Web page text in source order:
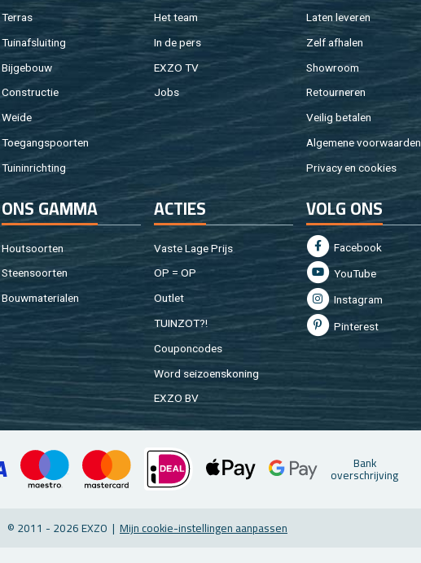
Ter­ras
Tuin­af­slui­ting
Bij­ge­bouw
Con­struc­tie
Weide
Toe­gangs­poor­ten
Tuin­in­rich­ting
Het team
In de pers
EXZO TV
Jobs
Laten le­ve­ren
Zelf af­ha­len
Show­room
Re­tour­ne­ren
Vei­lig be­ta­len
Al­ge­me­ne voor­waar­den
Pri­va­cy en coo­kies
ONS GAMMA
Hout­soor­ten
Steen­soor­ten
Bouw­ma­te­ri­a­len
AC­TIES
Vaste Lage Prijs
OP = OP
Out­let
TUIN­ZOT?!
Cou­pon­co­des
Word sei­zoens­ko­ning
EXZO BV
VOLG ONS
Fa­cebook
You­Tu­be
In­st­agram
Pin­te­rest
Bank
over­schrij­ving
© 2011 - 2026 EXZO | Mijn coo­kie-in­stel­lin­gen aan­pas­sen